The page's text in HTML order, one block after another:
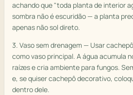
achando que "toda planta de interior
sombra não é escuridão — a planta
apenas não sol direto.
3. Vaso sem drenagem — Usar
como vaso principal. A água acumula
raízes e cria ambiente para fungos.
e, se quiser cachepô decorativo,
dentro dele.